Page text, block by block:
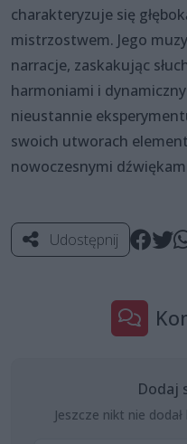
charakteryzuje się
mistrzostwem. Jego
narracje, zaskakując
harmoniami i
nieustannie
swoich utworach
nowoczesnymi
Udostępnij
Dodaj
Jeszcze nikt nie